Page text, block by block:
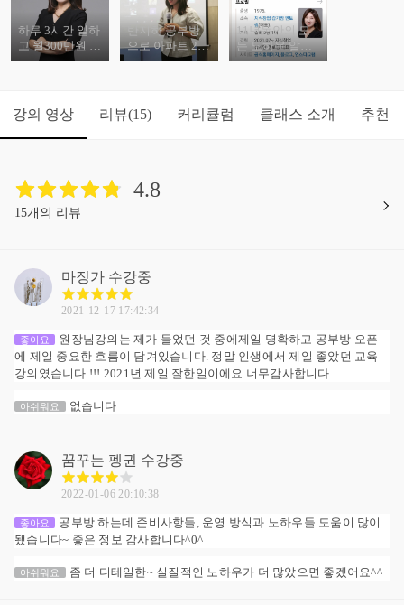
하루 3시간 일하
고 월300만원 버
는 공부방
반지하 공부방
으로 아파트 2채
매입한 방법
11년동안의 모
든 노하우 알려
드려요
강의 영상 리뷰(15) 커리큘럼 클래스 소개 추천
4.8
15개의 리뷰
마징가 수강중
2021-12-17 17:42:34
좋아요
원장님강의는 제가 들었던 것 중에제일 명확하고 공부방 오픈
에 제일 중요한 흐름이 담겨있습니다. 정말 인생에서 제일 좋았던 교육
강의였습니다 !!! 2021년 제일 잘한일이에요 너무감사합니다
아쉬워요 없습니다
꿈꾸는 펭귄 수강중
2022-01-06 20:10:38
좋아요
공부방 하는데 준비사항들, 운영 방식과 노하우들 도움이 많이
됐습니다~ 좋은 정보 감사합니다^0^
아쉬워요 좀 더 디테일한~ 실질적인 노하우가 더 많았으면 좋겠어요^^